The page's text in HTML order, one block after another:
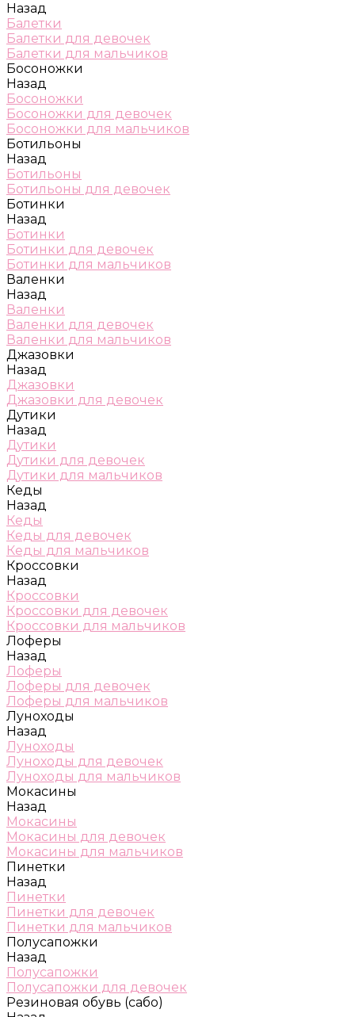
Назад
Балетки
Балетки для девочек
Балетки для мальчиков
Босоножки
Назад
Босоножки
Босоножки для девочек
Босоножки для мальчиков
Ботильоны
Назад
Ботильоны
Ботильоны для девочек
Ботинки
Назад
Ботинки
Ботинки для девочек
Ботинки для мальчиков
Валенки
Назад
Валенки
Валенки для девочек
Валенки для мальчиков
Джазовки
Назад
Джазовки
Джазовки для девочек
Дутики
Назад
Дутики
Дутики для девочек
Дутики для мальчиков
Кеды
Назад
Кеды
Кеды для девочек
Кеды для мальчиков
Кроссовки
Назад
Кроссовки
Кроссовки для девочек
Кроссовки для мальчиков
Лоферы
Назад
Лоферы
Лоферы для девочек
Лоферы для мальчиков
Луноходы
Назад
Луноходы
Луноходы для девочек
Луноходы для мальчиков
Мокасины
Назад
Мокасины
Мокасины для девочек
Мокасины для мальчиков
Пинетки
Назад
Пинетки
Пинетки для девочек
Пинетки для мальчиков
Полусапожки
Назад
Полусапожки
Полусапожки для девочек
Резиновая обувь (сабо)